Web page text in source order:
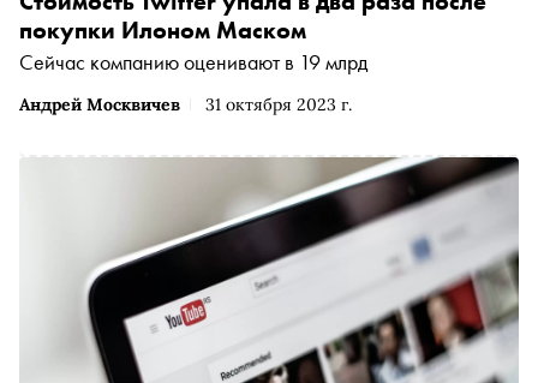
Андрей Москвичев 31 октября 2023 г.
покупки Илоном Маском
Сейчас компанию оценивают в 19 млрд